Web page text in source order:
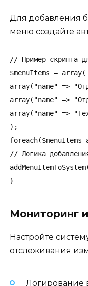
Для добавления
меню создайте
// Пример скрипта
$menuItems = array(
array("name" =>
array("name" =>
array("name" =>
);
// Логика
Мониторинг
Настройте
отслеживания
Логирование